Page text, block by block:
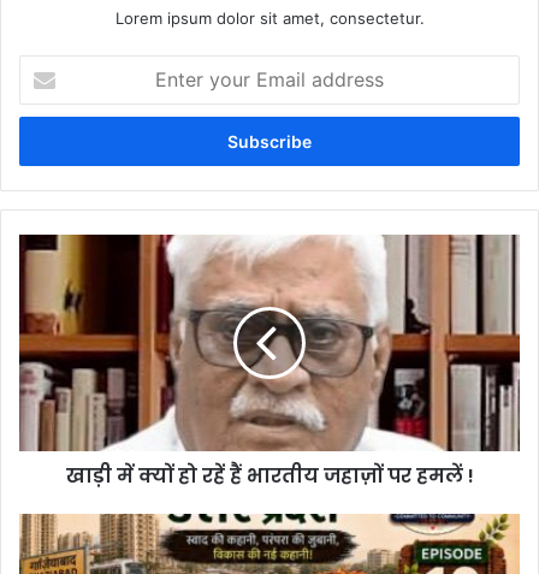
Lorem ipsum dolor sit amet, consectetur.
your
Email
खाड़ी में क्यों हो रहें हैं भारतीय जहाज़ों पर हमलें !